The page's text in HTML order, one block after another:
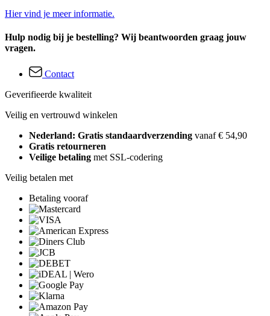
Hier vind je meer informatie.
Hulp nodig bij je bestelling? Wij beantwoorden graag jouw
vragen.
Contact
Geverifieerde kwaliteit
Veilig en vertrouwd winkelen
Nederland: Gratis standaardverzending vanaf € 54,90
Gratis retourneren
Veilige betaling met SSL-codering
Veilig betalen met
Betaling vooraf